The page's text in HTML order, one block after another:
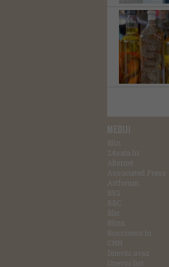
MEDIJI
Blin
24sata.hr
Alternet
Associated Press
Artforum
B92
BBC
Blic
Blinx
Bussiness.hr
CNN
Dnevni avaz
Dnevni list